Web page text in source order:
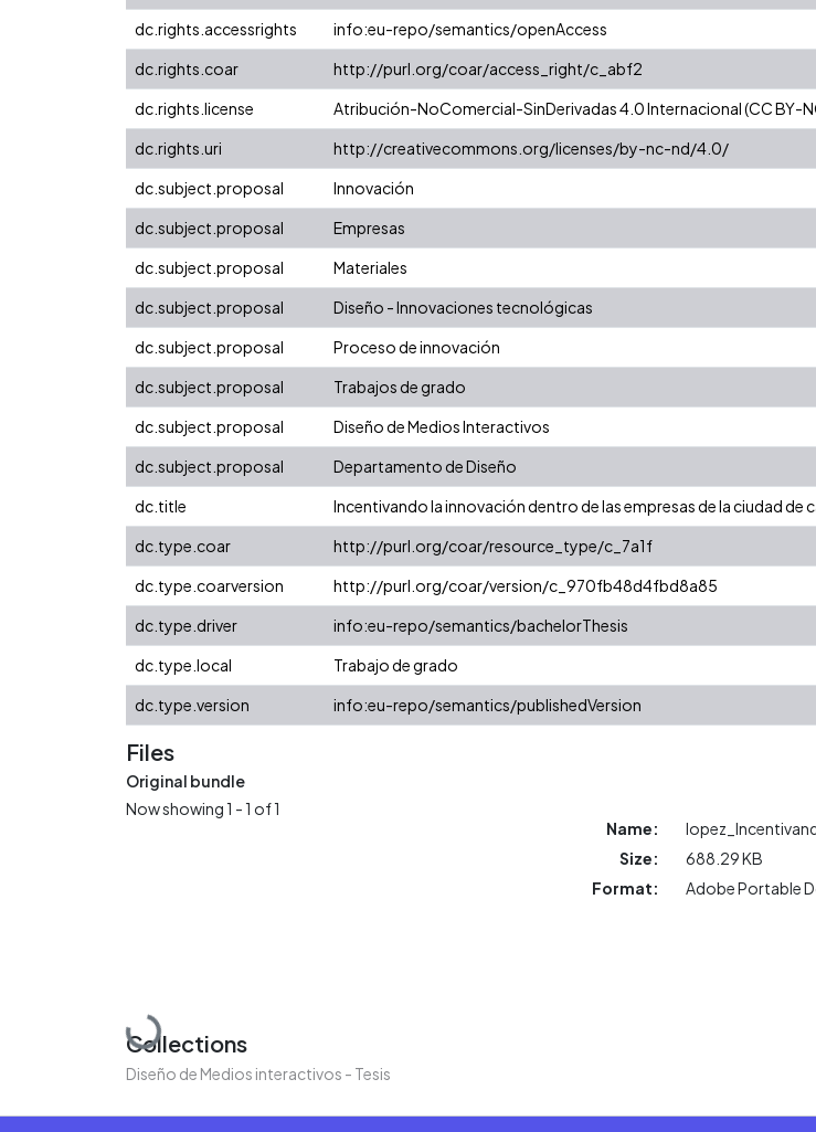
dc.rights.accessrights info:eu-repo/semantics/openAccess
dc.rights.coar
http://purl.org/coar/access_right/c_abf2
dc.rights.license
Atribución-NoComercial-SinDerivadas 4.0 Internacional (CC BY-
dc.rights.uri
http://creativecommons.org/licenses/by-nc-nd/4.0/
dc.subject.proposal
Innovación
dc.subject.proposal
Empresas
dc.subject.proposal
Materiales
dc.subject.proposal
Diseño - Innovaciones tecnológicas
dc.subject.proposal
Proceso de innovación
dc.subject.proposal
Trabajos de grado
dc.subject.proposal
Diseño de Medios Interactivos
dc.subject.proposal
Departamento de Diseño
dc.title
Incentivando la innovación dentro de las empresas de la ciudad de
dc.type.coar
http://purl.org/coar/resource_type/c_7a1f
dc.type.coarversion
http://purl.org/coar/version/c_970fb48d4fbd8a85
dc.type.driver
info:eu-repo/semantics/bachelorThesis
dc.type.local
Trabajo de grado
dc.type.version
info:eu-repo/semantics/publishedVersion
Files
Original bundle
Now showing1 - 1 of 1
Loading...
Name:
Size:
688.29 KB
Format:
Adobe Portable
Collections
Diseño de Medios interactivos - Tesis